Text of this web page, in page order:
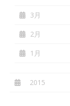
3月
2月
1月
2015